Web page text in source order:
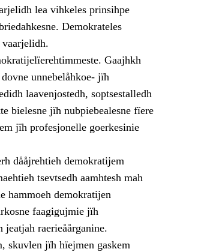
lea vihkeles prinsihpe
Demokrateles
vaarjelidh.
Gaajhkh
unnebelåhkoe- jïh
laavenjostedh, soptsestalledh
bielesne jïh nubpiebealesne fïere
jïh profesjonelle goerkesinie
dååjrehtieh demokratijem
tsevtsedh aamhtesh mah
hammoeh demokratijen
faagigujmie jïh
raerieåårganine.
skuvlen jïh hïejmen gaskem